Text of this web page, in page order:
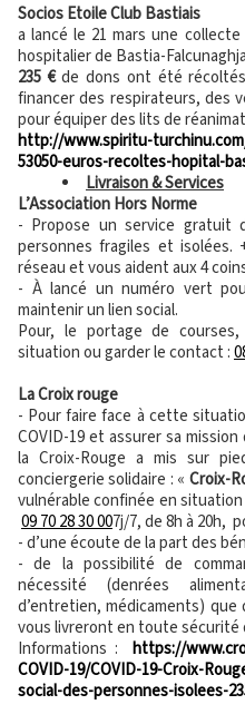
Socios Etoile Club Bastiais
a lancé le 21 mars une
hospitalier de Bastia-
235 €de dons ont été
financer des respirateurs, des
pour équiper des lits de
http://www.spiritu-
53050-euros-recoltes-hopital-
Livraison & Services
L’Association Hors Norme
- Propose un service gratuit
personnes fragiles et isolées.
réseau et vous aident aux 4
- À lancé un numéro vert
maintenir un lien social.
Pour, le portage de
situation ou garder le contact :
La Croix rouge
- Pour faire face à cette
COVID-19 et assurer sa
la Croix-Rouge a mis sur
conciergerie solidaire : « Croix-
vulnérable confinée en
09 70 28 30 007j/7, de 8h à 20h,
- d’une écoute de la part des
- de la possibilité de
nécessité (denrées
d’entretien, médicaments)
vous livreront en toute sécurité
Informations : https://
COVID-19/COVID-19-Croix-
social-des-personnes-isolees-